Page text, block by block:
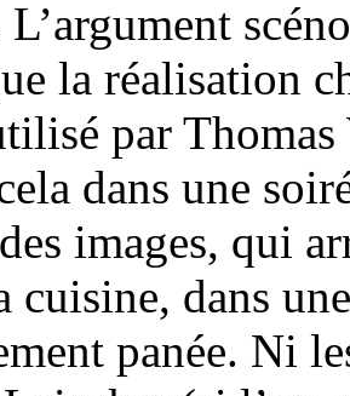
L’argument
la réalisation
par
dans une
images, qui
cuisine, dans
panée. Ni